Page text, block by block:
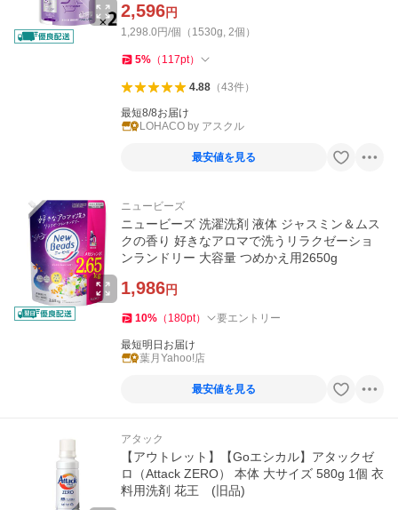
2,596円
1,298.0円/個（1530g, 2個）
5% （ 117pt）
4.88（43件）
最短8/8お届け
LOHACO by アスクル
最安値を見る
ニュービーズ
ニュービーズ 洗濯洗剤 液体 ジャスミン＆ムス
クの香り 好きなアロマで洗うリラクゼーショ
ンランドリー 大容量 つめかえ用2650g
1,986円
10% （ 180pt） 要エントリー
最短明日お届け
葉月Yahoo!店
最安値を見る
アタック
【アウトレット】【Goエシカル】アタックゼ
ロ（Attack ZERO） 本体 大サイズ 580g 1個 衣
料用洗剤 花王 (旧品)